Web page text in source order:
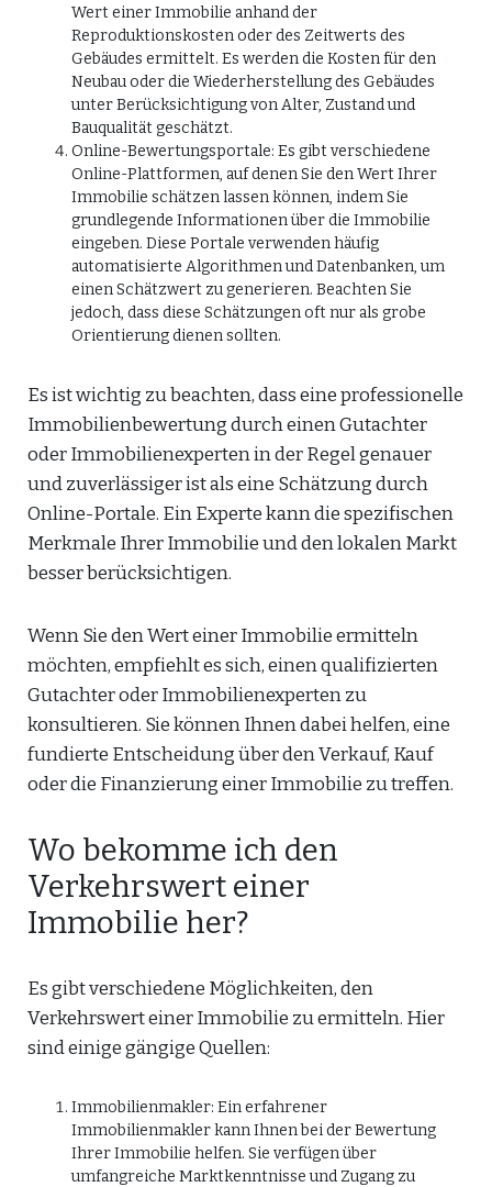
Wert einer Immobilie anhand der
Reproduktionskosten oder des Zeitwerts des
Gebäudes ermittelt. Es werden die Kosten für den
Neubau oder die Wiederherstellung des Gebäudes
unter Berücksichtigung von Alter, Zustand und
Bauqualität geschätzt.
Online-Bewertungsportale: Es gibt verschiedene
Online-Plattformen, auf denen Sie den Wert Ihrer
Immobilie schätzen lassen können, indem Sie
grundlegende Informationen über die Immobilie
eingeben. Diese Portale verwenden häufig
automatisierte Algorithmen und Datenbanken, um
einen Schätzwert zu generieren. Beachten Sie
jedoch, dass diese Schätzungen oft nur als grobe
Orientierung dienen sollten.
Es ist wichtig zu beachten, dass eine professionelle
Immobilienbewertung durch einen Gutachter
oder Immobilienexperten in der Regel genauer
und zuverlässiger ist als eine Schätzung durch
Online-Portale. Ein Experte kann die spezifischen
Merkmale Ihrer Immobilie und den lokalen Markt
besser berücksichtigen.
Wenn Sie den Wert einer Immobilie ermitteln
möchten, empfiehlt es sich, einen qualifizierten
Gutachter oder Immobilienexperten zu
konsultieren. Sie können Ihnen dabei helfen, eine
fundierte Entscheidung über den Verkauf, Kauf
oder die Finanzierung einer Immobilie zu treffen.
Wo bekomme ich den
Verkehrswert einer
Immobilie her?
Es gibt verschiedene Möglichkeiten, den
Verkehrswert einer Immobilie zu ermitteln. Hier
sind einige gängige Quellen:
Immobilienmakler: Ein erfahrener
Immobilienmakler kann Ihnen bei der Bewertung
Ihrer Immobilie helfen. Sie verfügen über
umfangreiche Marktkenntnisse und Zugang zu